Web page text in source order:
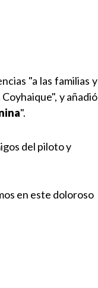
"a las familias y
y añadió
".
del piloto y
en este doloroso